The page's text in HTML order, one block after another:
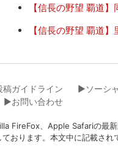
【信長の野望 覇道
【信長の野望 覇道
ガイドライン ▶︎ソーシ
▶︎お問い合わせ
FireFox、Apple Safariの最
おります。本文中に記載さ